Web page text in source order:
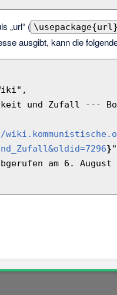
„url“ ( \usepackage{url}
ausgibt, kann die
}